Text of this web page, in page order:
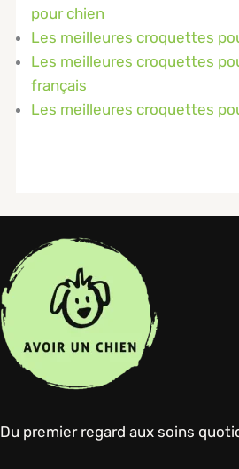
pour chien
Les meilleures croquettes
Les meilleures croquettes
français
Les meilleures croquettes
Du premier regard aux soins